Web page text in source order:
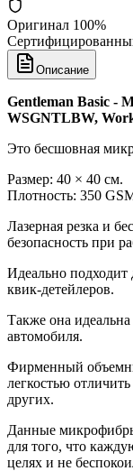
Оригинал 100%
Описание
Gentleman Basic -
WSGNTLBW,
Это бесшовная
Размер: 40 × 40 см.
Плотность: 350
Лазерная резка и
безопасность при
Идеально подходит
квик-детейлеров.
Также она идеальна
автомобиля.
Фирменный
легкостью
других.
Данные
для того, что
целях и не